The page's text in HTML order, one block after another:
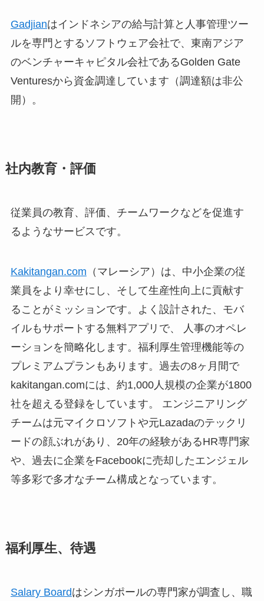
Gadjianはインドネシアの給与計算と人事管理ツー
ルを専門とするソフトウェア会社で、東南アジア
のベンチャーキャピタル会社であるGolden Gate
Venturesから資金調達しています（調達額は非公
開）。
社内教育・評価
従業員の教育、評価、チームワークなどを促進す
るようなサービスです。
Kakitangan.com （マレーシア）は、中小企業の従
業員をより幸せにし、そして生産性向上に貢献す
ることがミッションです。よく設計された、モバ
イルもサポートする無料アプリで、 人事のオペレ
ーションを簡略化します。福利厚生管理機能等の
プレミアムプランもあります。過去の8ヶ月間で
kakitangan.comには、約1,000人規模の企業が1800
社を超える登録をしています。 エンジニアリング
チームは元マイクロソフトや元Lazadaのテックリ
ードの顔ぶれがあり、20年の経験があるHR専門家
や、過去に企業をFacebookに売却したエンジェル
等多彩で多才なチーム構成となっています。
福利厚生、待遇
Salary Boardはシンガポールの専門家が調査し、職